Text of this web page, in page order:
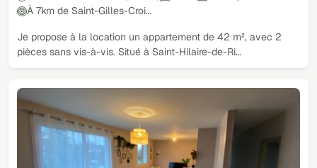
À 7km de Saint-Gilles-Croi…
Je propose à la location un appartement de 42 m², avec 2
pièces sans vis-à-vis. Situé à Saint-Hilaire-de-Ri…